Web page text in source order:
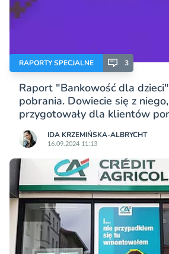
RAPORTY SPECJALNE 3
Raport "Bankowość dla
pobrania. Dowiecie się z
przygotowały dla klientów
IDA KRZEMIŃSKA-ALBRYCHT
16.09.2024 11:13